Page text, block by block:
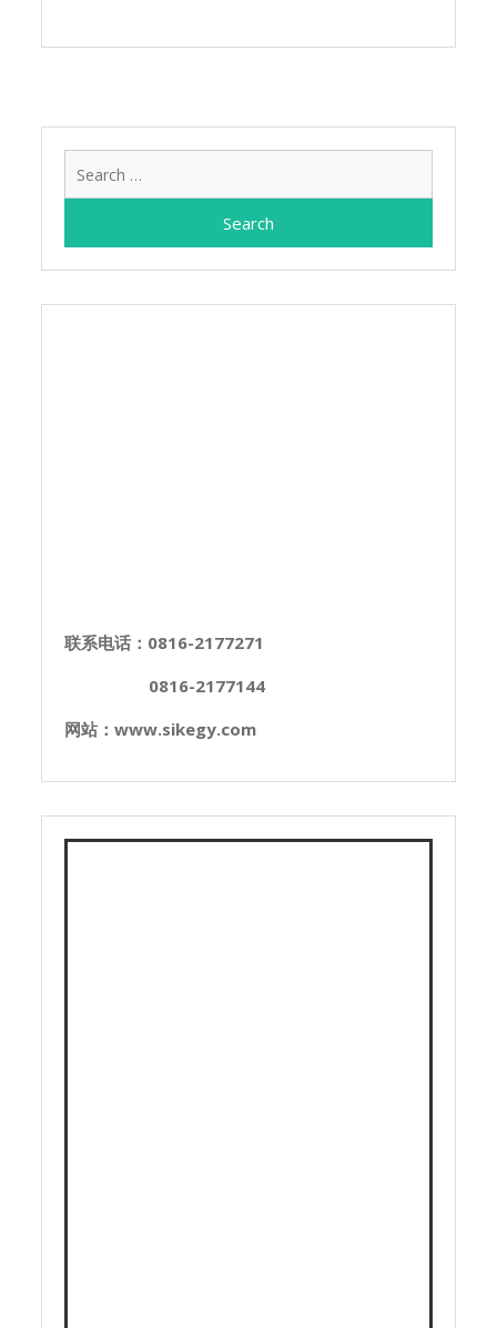
联系电话：0816-2177271
0816-2177144
网站：www.sikegy.com